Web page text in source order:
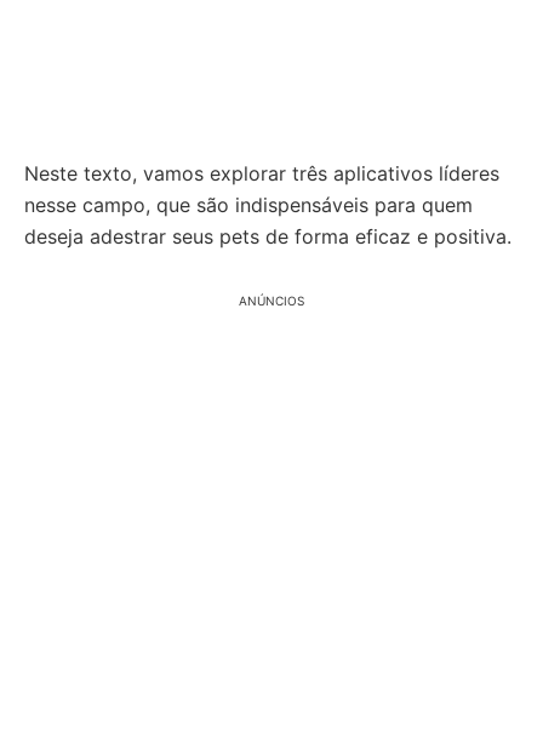
Neste texto, vamos explorar três aplicativos líderes
nesse campo, que são indispensáveis para quem
deseja adestrar seus pets de forma eficaz e positiva.
ANÚNCIOS